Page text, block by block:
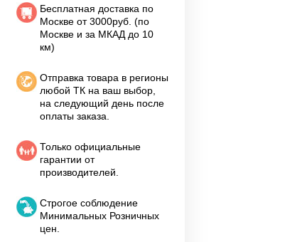
Бесплатная доставка по
Москве от 3000руб. (по
Москве и за МКАД до 10
км)
Отправка товара в регионы
любой ТК на ваш выбор,
на следующий день после
оплаты заказа.
Только официальные
гарантии от
производителей.
Строгое соблюдение
Минимальных Розничных
цен.